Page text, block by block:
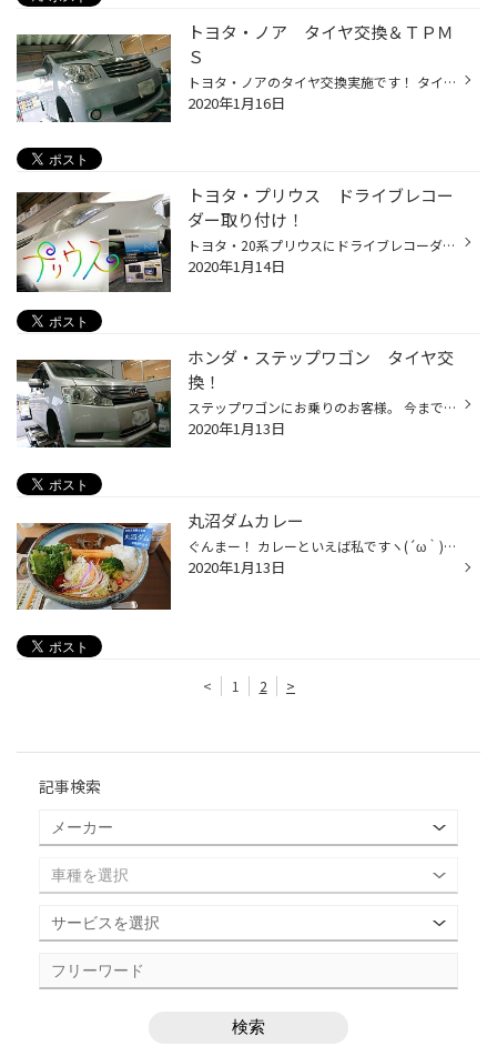
トヨタ・ノア タイヤ交換＆ＴＰＭ
Ｓ
トヨタ・ノアのタイヤ交換実施です！ タイヤはＲＥＧＮＯ ＧＲＶⅡから…またＧＲＶⅡへ！ ※画像は交換前のタイヤです ＴＰＭＳ こちらの車輌、タイヤ館で取り扱っているＴＰＭＳ Ｂ－１１ タイプＳを装着しています。 タイプSとタイプCの違いは、バルブ形状の部分がゴムになっているか、そうでないか...
2020年1月16日
トヨタ・プリウス ドライブレコー
ダー取り付け！
トヨタ・20系プリウスにドライブレコーダーを取り付けしました！ ★ KENWOOD DRV-MR740 ★ 前後撮影対応２カメラドライブレコーダー！ 画素数は約２１０万画素。 GPS・Gセンサー・駐車監視（別売ケーブル必要）など、スタンダードモデルに必要な部分は十分備わってます。ケンウッドのドライブレコーダ...
2020年1月14日
ホンダ・ステップワゴン タイヤ交
換！
ステップワゴンにお乗りのお客様。 今までタイヤ館千葉ニュータウンにてタイヤ交換を利用いただいてたようなんですが、今回はタイヤ館西船橋でタイヤ交換を実施しました！ あっちでもこっちでもタイヤ館をご利用いただき有り難うございます(o´∀｀o) 実はタイヤ館でのメンテナンス履歴は（FC店を除き...
2020年1月13日
丸沼ダムカレー
ぐんまー！ カレーといえば私ですヽ(´ω｀)ﾉ(誰だ) カレーのために群馬まで！ 群馬県片品村 丸沼ダムカレー 今回訪れたのは丸沼ダムを模したダムカレーを販売している『道の駅 尾瀬かたしな』 １日３０食！１０００円！辛口と甘口の二種類選べます。 見ての通り、ダムです。ワッフルがダム。キーマカ...
2020年1月13日
< 1 2 >
記事検索